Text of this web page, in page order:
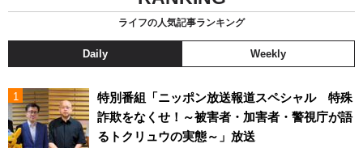
ライフの人気記事ランキング
Daily Weekly
特別番組「ニッポン放送報道スペシャル 特殊
詐欺をなくせ！～被害者・加害者・警視庁が語
るトクリュウの実態～」放送